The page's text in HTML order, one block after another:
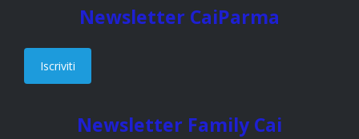
Newsletter CaiParma
Iscriviti
Newsletter Family Cai